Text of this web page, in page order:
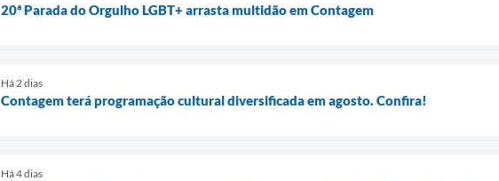
20ª Parada do Orgulho LGBT+ arrasta multidão em Contagem
Há 2 dias
Contagem terá programação cultural diversificada em agosto. Confira!
Há 4 dias